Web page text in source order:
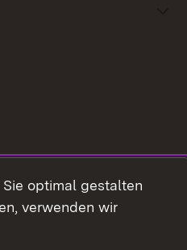
optimal gestalten
verwenden wir